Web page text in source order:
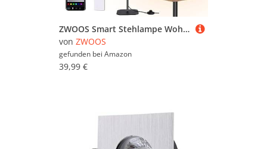
ZWOOS Smart Stehlampe Wohnzimmer, WiFi RGB Floor Lamp Dimmbar, 1600 Zehntausend Farben Standleuchte mit Fernbedienung, App Steuern Kompatibel mit Alexa und Google Home, 170cm
von ZWOOS
gefunden bei Amazon
39,99 €